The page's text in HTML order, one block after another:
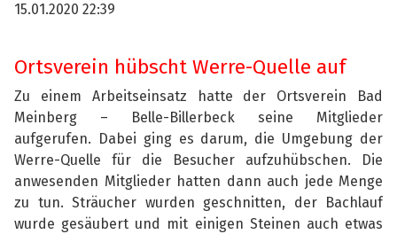
15.01.2020 22:39
Ortsverein hübscht Werre-Quelle auf
Zu einem Arbeitseinsatz hatte der Ortsverein Bad
Meinberg – Belle-Billerbeck seine
Mitglieder
aufgerufen. Dabei ging es darum, die Umgebung der
Werre-Quelle für die
Besucher aufzuhübschen. Die
anwesenden Mitglieder hatten dann auch jede Menge
zu tun. Sträucher wurden geschnitten, der Bachlauf
wurde gesäubert und mit einigen Steinen auch etwas